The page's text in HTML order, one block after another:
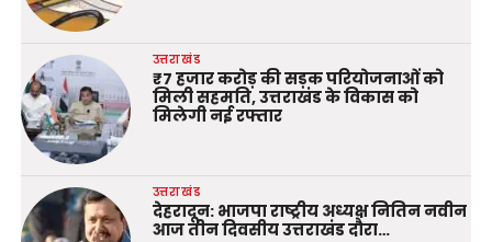
उत्तराखंड
₹7 हजार करोड़ की सड़क परियोजनाओं को
मिली सहमति, उत्तराखंड के विकास को
मिलेगी नई रफ्तार
उत्तराखंड
देहरादून: भाजपा राष्ट्रीय अध्यक्ष नितिन नवीन
आज तीन दिवसीय उत्तराखंड दौरा…